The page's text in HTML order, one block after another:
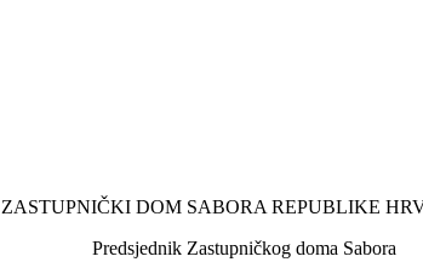
ZASTUPNIČKI DOM SABORA REPUBLIKE
Predsjednik Zastupničkog doma Sabora